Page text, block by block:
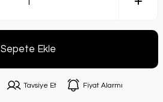
Sepete Ekle
Tavsiye Et Fiyat Alarmı